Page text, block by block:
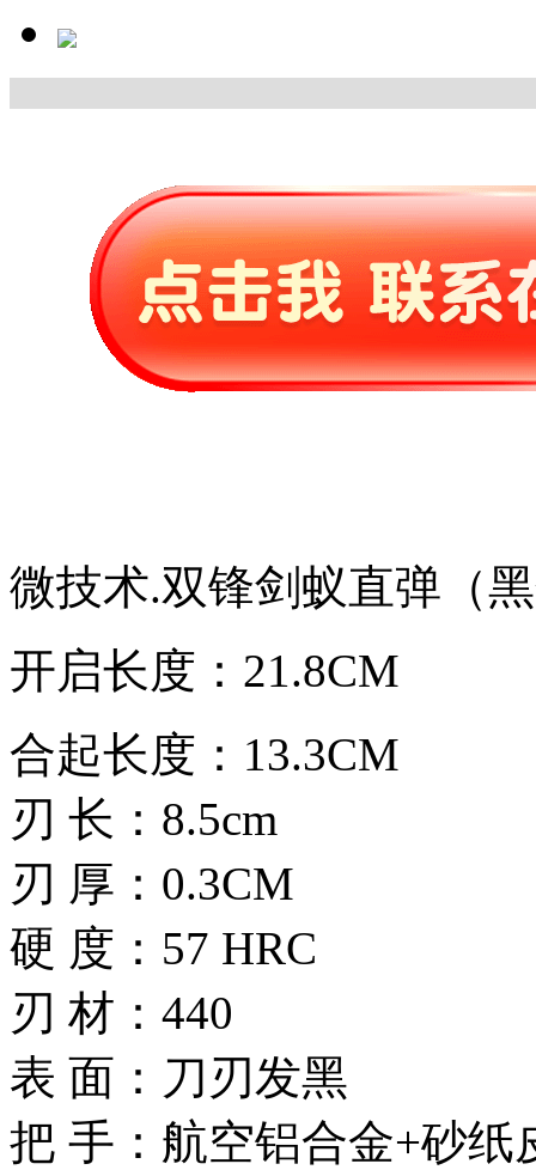
微技术.双锋剑蚁直弹（
开启长度：21.8CM
合起长度：13.3CM
刃 长：8.5cm
刃 厚：0.3CM
硬 度：57 HRC
刃 材：440
表 面：刀刃发黑
把 手：航空铝合金+砂纸